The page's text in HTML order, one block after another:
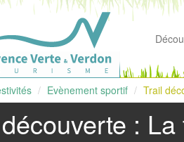
Evènement sportif Trail
: